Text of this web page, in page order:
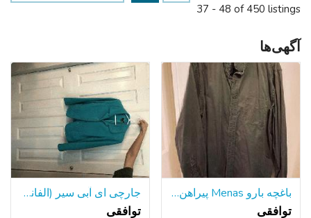
37 - 48 of 450 listings
آگهی‌ها
باغچه بارو Menas پیراهن آستین بلند
توافقی
جارچی ای آبی سیر (الفانی)
توافقی